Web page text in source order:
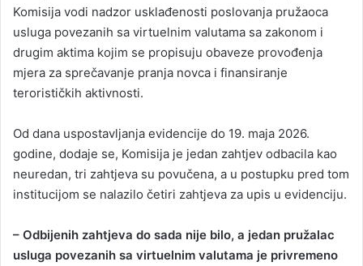
Komisija vodi nadzor usklađenosti poslovanja pružaoca
usluga povezanih sa virtuelnim valutama sa zakonom i
drugim aktima kojim se propisuju obaveze provođenja
mjera za sprečavanje pranja novca i finansiranje
terorističkih aktivnosti.
Od dana uspostavljanja evidencije do 19. maja 2026.
godine, dodaje se, Komisija je jedan zahtjev odbacila kao
neuredan, tri zahtjeva su povučena, a u postupku pred tom
institucijom se nalazilo četiri zahtjeva za upis u evidenciju.
– Odbijenih zahtjeva do sada nije bilo, a jedan pružalac
usluga povezanih sa virtuelnim valutama je privremeno